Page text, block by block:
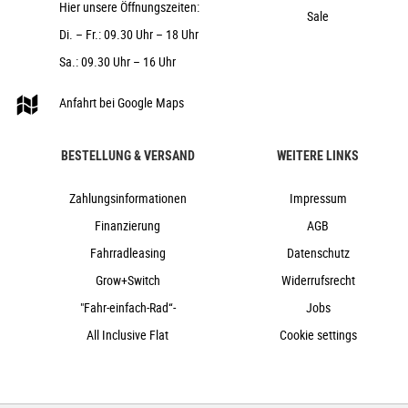
ACID PP Trekking
CUBE Shiny 50 Lux, 12V, DC
ACID FM Pure Kickstand
24,7 kg
polarsilver´n´black
Crossbike, e-Bike, Trekking
Hier unsere Öffnungszeiten:
Di. – Fr.: 09.30 Uhr – 18 Uhr
Sa.: 09.30 Uhr – 16 Uhr
Anfahrt bei Google Maps
Sale
BESTELLUNG & VERSAND
Zahlungsinformationen
Finanzierung
Fahrradleasing
Grow+Switch
"Fahr-einfach-Rad“-
All Inclusive Flat
WEITERE LINKS
Impressum
AGB
Datenschutz
Widerrufsrecht
Jobs
Cookie settings